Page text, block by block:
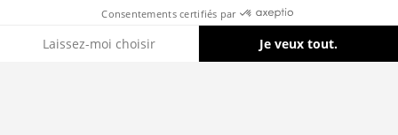
Consentements certifiés par
Laissez-moi choisir Je veux tout.